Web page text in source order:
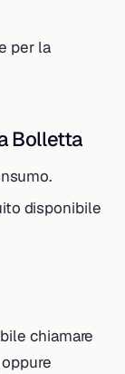
per la
Bolletta
disponibile
chiamare